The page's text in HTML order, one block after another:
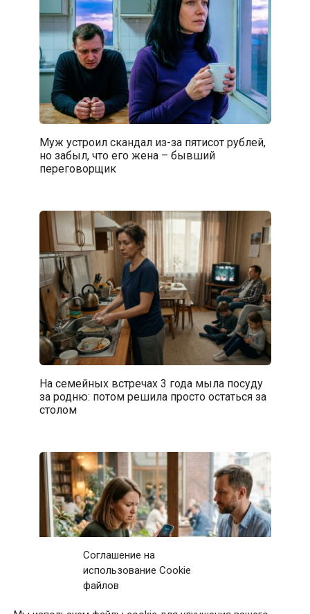
Соглашение на
использование Cookie
файлов
Муж устроил скандал из-за пятисот рублей,
но забыл, что его жена – бывший
переговорщик
На семейных встречах 3 года мыла посуду
за родню: потом решила просто остаться за
столом